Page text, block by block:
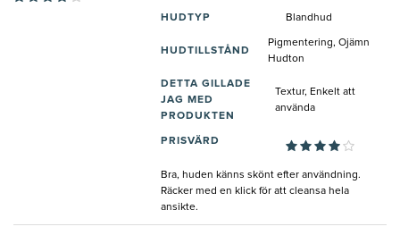
HUDTYP Blandhud
HUDTILLSTÅND
Pigmentering, Ojämn
Hudton
DETTA GILLADE
JAG MED
PRODUKTEN
Textur, Enkelt att
använda
PRISVÄRD
Bra, huden känns skönt efter användning.
Räcker med en klick för att cleansa hela
ansikte.